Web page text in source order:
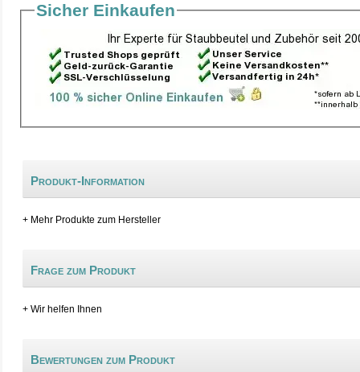
Sicher Einkaufen
Produkt-Information
+ Mehr Produkte zum Hersteller
Frage zum Produkt
+ Wir helfen Ihnen
Bewertungen zum Produkt